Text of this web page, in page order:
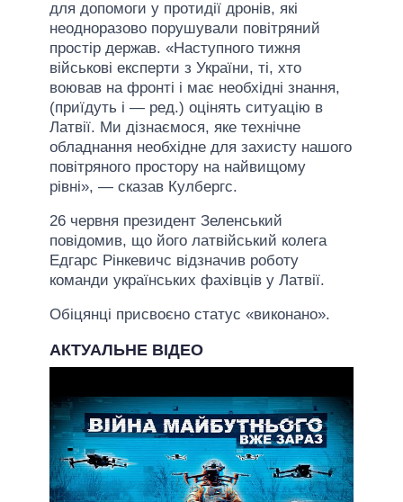
для допомоги у протидії дронів, які
неодноразово порушували повітряний
простір держав. «Наступного тижня
військові експерти з України, ті, хто
воював на фронті і має необхідні знання,
(приїдуть і — ред.) оцінять ситуацію в
Латвії. Ми дізнаємося, яке технічне
обладнання необхідне для захисту нашого
повітряного простору на найвищому
рівні», — сказав Кулбергс.
26 червня президент Зеленський
повідомив, що його латвійський колега
Едгарс Рінкевичс відзначив роботу
команди українських фахівців у Латвії.
Обіцянці присвоєно статус «виконано».
АКТУАЛЬНЕ ВІДЕО